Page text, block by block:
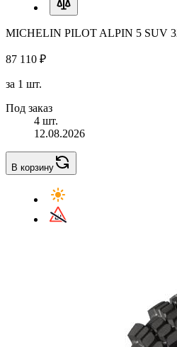
MICHELIN PILOT ALPIN 5 SUV
87 110 ₽
за 1 шт.
Под заказ
4 шт.
12.08.2026
В корзину